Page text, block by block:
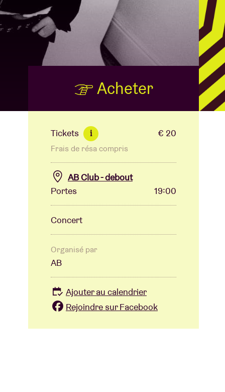
Acheter
Tickets i € 20
Frais de résa compris
AB Club - debout
Portes
19:00
Concert
Organisé par
AB
Ajouter au calendrier
Rejoindre sur Facebook